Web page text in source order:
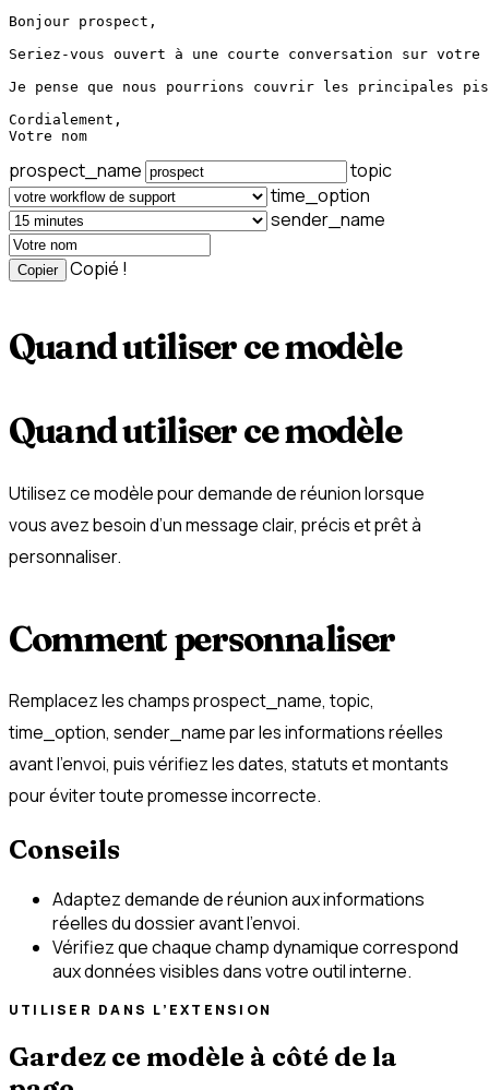
Bonjour prospect,
Seriez-vous ouvert à une courte conversation sur votre
Je pense que nous pourrions couvrir les principales
Cordialement,
Votre nom
prospect_name
topic
time_option
sender_name
Copier Copié !
Quand utiliser ce modèle
Quand utiliser ce modèle
Utilisez ce modèle pour demande de réunion lorsque
vous avez besoin d’un message clair, précis et prêt à
personnaliser.
Comment personnaliser
Remplacez les champs prospect_name, topic,
time_option, sender_name par les informations réelles
avant l’envoi, puis vérifiez les dates, statuts et montants
pour éviter toute promesse incorrecte.
Conseils
Adaptez demande de réunion aux informations
réelles du dossier avant l’envoi.
Vérifiez que chaque champ dynamique correspond
aux données visibles dans votre outil interne.
UTILISER DANS L’EXTENSION
Gardez ce modèle à côté de la